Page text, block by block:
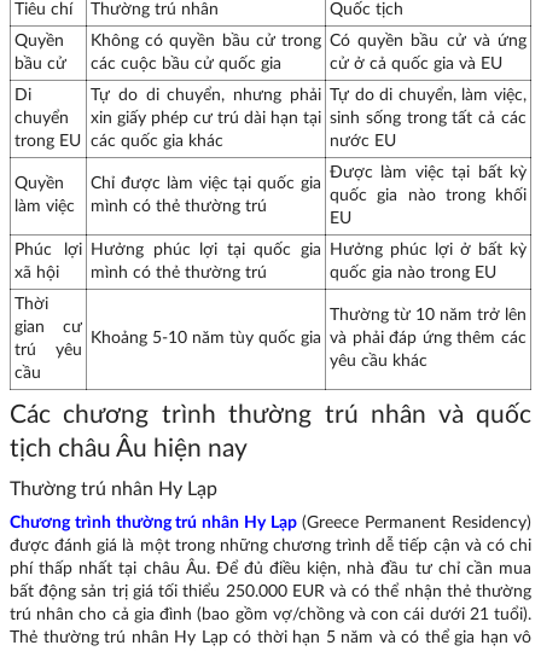
Tiêu chí Thường trú nhân
Quốc tịch
Quyền
bầu cử
Không có quyền bầu cử trong
các cuộc bầu cử quốc gia
Có quyền bầu cử và ứng
cử ở cả quốc gia và EU
Di
chuyển
trong EU
Tự do di chuyển, nhưng phải
xin giấy phép cư trú dài hạn tại
các quốc gia khác
Tự do di chuyển, làm việc,
sinh sống trong tất cả các
nước EU
Quyền
làm việc
Chỉ được làm việc tại quốc gia
mình có thẻ thường trú
Được làm việc tại bất kỳ
quốc gia nào trong khối
EU
Phúc lợi
xã hội
Hưởng phúc lợi tại quốc gia
mình có thẻ thường trú
Hưởng phúc lợi ở bất kỳ
quốc gia nào trong EU
Thời
gian cư
trú yêu
cầu
Khoảng 5-10 năm tùy quốc gia
Thường từ 10 năm trở lên
và phải đáp ứng thêm các
yêu cầu khác
Các chương trình thường trú nhân và quốc
tịch châu Âu hiện nay
Thường trú nhân Hy Lạp
Chương trình thường trú nhân Hy Lạp(Greece Permanent Residency)
được đánh giá là một trong những chương trình dễ tiếp cận và có chi
phí thấp nhất tại châu Âu. Để đủ điều kiện, nhà đầu tư chỉ cần mua
bất động sản trị giá tối thiểu 250.000 EUR và có thể nhận thẻ thường
trú nhân cho cả gia đình (bao gồm vợ/chồng và con cái dưới 21 tuổi).
Thẻ thường trú nhân Hy Lạp có thời hạn 5 năm và có thể gia hạn vô